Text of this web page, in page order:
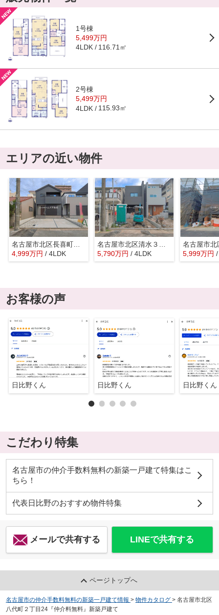
1号棟
5,499万円
4LDK 116.71㎡
2号棟
5,499万円
4LDK 115.93㎡
エリアの近い物件
名古屋市北区長喜町３丁目19-1『仲介料無料』新築戸建て
4,999万円 / 4LDK
名古屋市北区清水３丁目8-23『仲介料無料』新築戸建て
5,790万円 / 4LDK 5,999万円
お客様の声
日比野くん 日比野くん 日比野くん
こだわり特集
名古屋市の仲介手数料無料の新築一戸建て特集はこ
ちら！
代表日比野のおすすめ物件特集
メールで共有する LINEで共有する
ページトップへ
名古屋市の仲介手数料無料の新築一戸建て情報 > 物件カタログ > 名古屋市北区
八代町２丁目24『仲介料無料』新築戸建て